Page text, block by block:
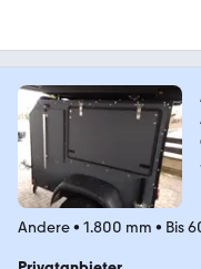
Andere• 1.800 mm • Bis